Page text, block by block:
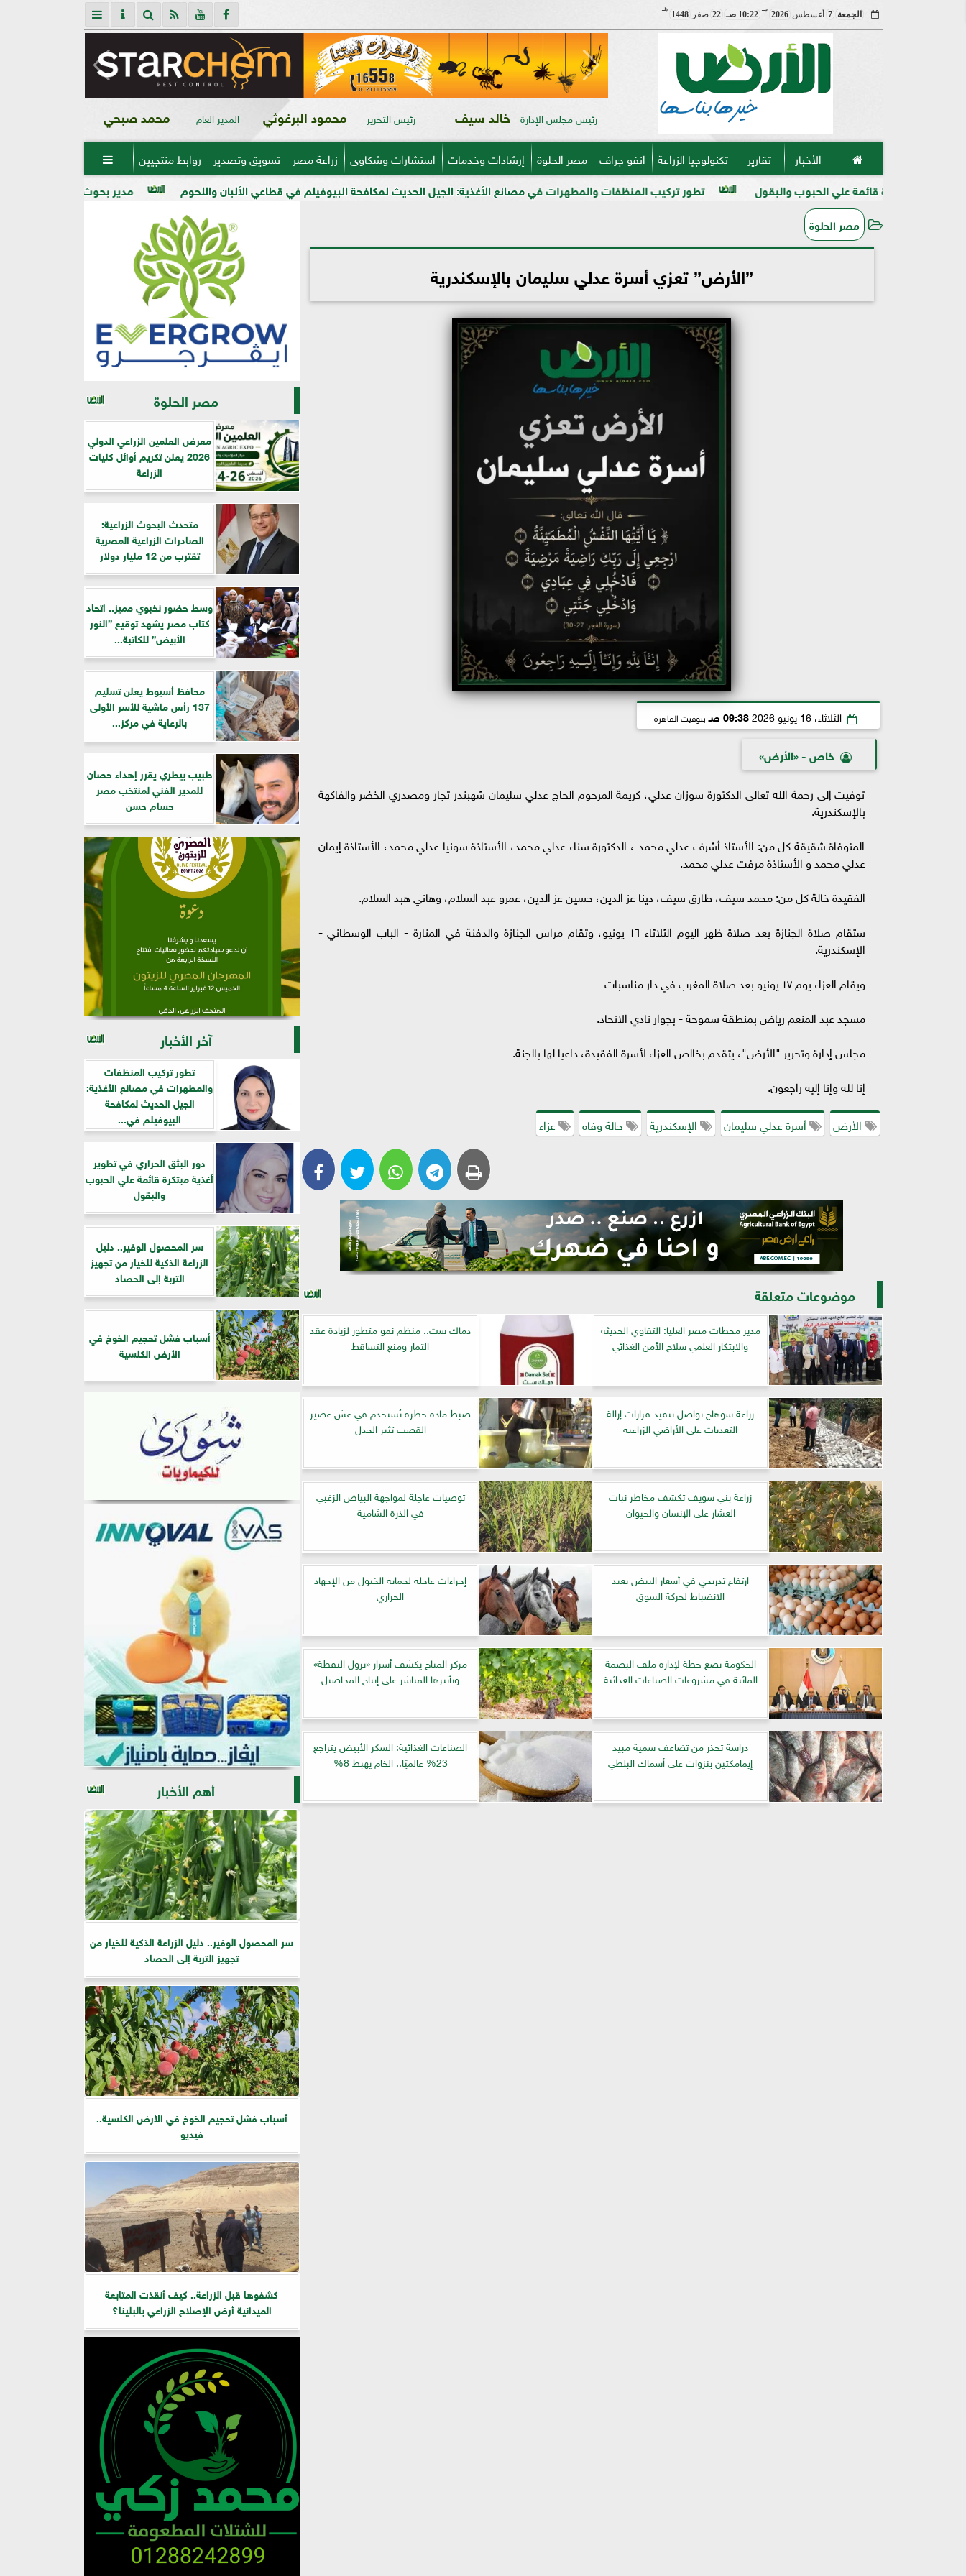
الجمعة 7 أغسطس2026
مـ
10:22 صـ 22 صفر1448
هـ
رئيس مجلس الإدارة خالد سيف رئيس التحرير محمود البرغوثي المدير العام محمد صبحي
الأخبار تقارير تكنولوجيا الزراعة انفو جراف مصر الحلوة إرشادات وخدمات استشارات وشكاوى زراعة مصر تسويق وتصدير روابط منتجيين 
مدير بحوث أمراض النباتات: التغيرات تطور تركيب المنظفات والمطهرات في مصانع الأغذية: الجيل الحديث لمكافحة البيوفيلم في قطاعي الألبان واللحوم قائمة علي الحبوب والبقول
مصر الحلوة
”الأرض” تعزي أسرة عدلي سليمان بالإسكندرية
الثلاثاء، 16 يونيو 2026 09:38 صـ بتوقيت القاهرة
خاص - «الأرض»
توفيت إلى رحمة الله تعالى الدكتورة سوزان عدلي، كريمة المرحوم الحاج عدلي سليمان شهبندر تجار ومصدري الخضر والفاكهة
بالإسكندرية.
المتوفاة شقيقة كل من: الأستاذ أشرف عدلي محمد ، الدكتورة سناء عدلي محمد، الأستاذة سونيا عدلي محمد، الأستاذة إيمان
عدلي محمد و الأستاذة مرفت عدلي محمد.
الفقيدة خالة كل من: محمد سيف، طارق سيف، دينا عز الدين، حسين عز الدين، عمرو عبد السلام، وهاني هبد السلام.
ستقام صلاة الجنازة بعد صلاة ظهر اليوم الثلاثاء ١٦ يونيو، وتقام مراس الجنازة والدفنة في المنارة - الباب الوسطاني -
الإسكندرية.
ويقام العزاء يوم ١٧ يونيو بعد صلاة المغرب في دار مناسبات
مسجد عبد المنعم رياض بمنطقة سموحة - بجوار نادي الاتحاد.
مجلس إدارة وتحرير "الأرض"، يتقدم بخالص العزاء لأسرة الفقيدة، داعيا لها بالجنة.
إنا لله وإنا إليه راجعون.
الأرض
أسرة عدلي سليمان الإسكندرية حالة وفاه عزاء
موضوعات متعلقة
مدير محطات مصر العليا: التقاوي الحديثة
والابتكار العلمي سلاح الأمن الغذائي
دماك ست.. منظم نمو متطور لزيادة عقد
الثمار ومنع التساقط
زراعة سوهاج تواصل تنفيذ قرارات إزالة
التعديات على الأراضي الزراعية
ضبط مادة خطرة تُستخدم في غش عصير
القصب تثير الجدل
زراعة بني سويف تكشف مخاطر نبات
العشار على الإنسان والحيوان
توصيات عاجلة لمواجهة البياض الزغبي
في الذرة الشامية
ارتفاع تدريجي في أسعار البيض يعيد
الانضباط لحركة السوق
إجراءات عاجلة لحماية الخيول من الإجهاد
الحراري
الحكومة تضع خطة لإدارة ملف البصمة
المائية في مشروعات الصناعات الغذائية
مركز المناخ يكشف أسرار «نزول النقطة»
وتأثيرها المباشر على إنتاج المحاصيل
دراسة تحذر من تضاعف سمية مبيد
إيمامكتين بنزوات على أسماك البلطي
الصناعات الغذائية: السكر الأبيض يتراجع
23% عالميًا.. الخام يهبط 8%
مصر الحلوة
معرض العلمين الزراعي الدولي
2026 يعلن تكريم أوائل كليات
الزراعة
متحدث البحوث الزراعية:
الصادرات الزراعية المصرية
تقترب من 12 مليار دولار
وسط حضور نخبوي مميز.. اتحاد
كتاب مصر يشهد توقيع ”النور
الأبيض” للكاتبة...
محافظ أسيوط يعلن تسليم
137 رأس ماشية للأسر الأولى
بالرعاية في مركز...
طبيب بيطري يقرر إهداء حصان
للمدير الفني لمنتخب مصر
حسام حسن
آخر الأخبار
تطور تركيب المنظفات
والمطهرات في مصانع الأغذية:
الجيل الحديث لمكافحة
البيوفيلم في...
دور البثق الحراري في تطوير
أغذية مبتكرة قائمة علي الحبوب
والبقول
سر المحصول الوفير.. دليل
الزراعة الذكية للخيار من تجهيز
التربة إلى الحصاد
أسباب فشل تحجيم الخوخ في
الأرض الكلسية
أهم الأخبار
سر المحصول الوفير.. دليل الزراعة الذكية للخيار من
تجهيز التربة إلى الحصاد
أسباب فشل تحجيم الخوخ في الأرض الكلسية..
فيديو
كشفوها قبل الزراعة.. كيف أنقذت المتابعة
الميدانية أرض الإصلاح الزراعي بالبلينا؟